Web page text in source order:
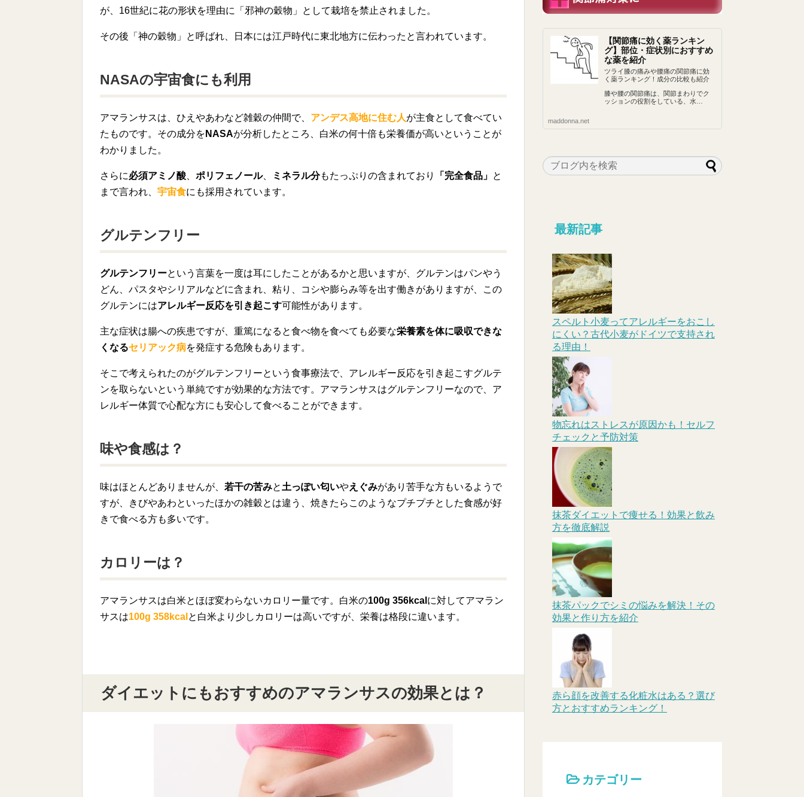
が、16世紀に花の形状を理由に「邪神の穀物」として栽培を禁止されました。
その後「神の穀物」と呼ばれ、日本には江戸時代に東北地方に伝わったと言われています。
NASAの宇宙食にも利用
アマランサスは、ひえやあわなど雑穀の仲間で、 アンデス高地に住む人が主食として食べてい
たものです。その成分を NASAが分析したところ、白米の何十倍も栄養価が高いということが
わかりました。
さらに必須アミノ酸 ポリフェノール、 ミネラル分もたっぷりの含まれており 「完全食品」 と
まで言われ、 宇宙食にも採用されています。
グルテンフリー
グルテンフリーという言葉を一度は耳にしたことがあるかと思いますが、グルテンはパンやう
どん、パスタやシリアルなどに含まれ、粘り、コシや膨らみ等を出す働きがありますが、この
グルテンにはアレルギー反応を引き起こす可能性があります。
主な症状は腸への疾患ですが、重篤になると食べ物を食べても必要な栄養素を体に吸収できな
くなるセリアック病を発症する危険もあります。
そこで考えられたのがグルテンフリーという食事療法で、アレルギー反応を引き起こすグルテ
ンを取らないという単純ですが効果的な方法です。アマランサスはグルテンフリーなので、ア
レルギー体質で心配な方にも安心して食べることができます。
味や食感は？
味はほとんどありませんが、 若干の苦みと 土っぽい匂いやえぐみがあり苦手な方もいるようで
すが、きびやあわといったほかの雑穀とは違う、焼きたらこのようなプチプチとした食感が好
きで食べる方も多いです。
カロリーは？
アマランサスは白米とほぼ変わらないカロリー量です。白米の100g 356kcal に対してアマラン
サスは100g 358kcal と白米より少しカロリーは高いですが、栄養は格段に違います。
ダイエットにもおすすめのアマランサスの効果とは？
【関節痛に効く薬ランキン
グ】部位・症状別におすすめ
な薬を紹介
ツライ膝の痛みや腰痛の関節痛に効
く薬ランキング！成分の比較も紹介
膝や腰の関節痛は、関節まわりでク
ッションの役割をしている、水…
maddonna.net
最新記事
スペルト小麦ってアレルギーをおこし
にくい？古代小麦がドイツで支持され
る理由！
物忘れはストレスが原因かも！セルフ
チェックと予防対策
抹茶ダイエットで痩せる！効果と飲み
方を徹底解説
抹茶パックでシミの悩みを解決！その
効果と作り方を紹介
赤ら顔を改善する化粧水はある？選び
方とおすすめランキング！
カテゴリー